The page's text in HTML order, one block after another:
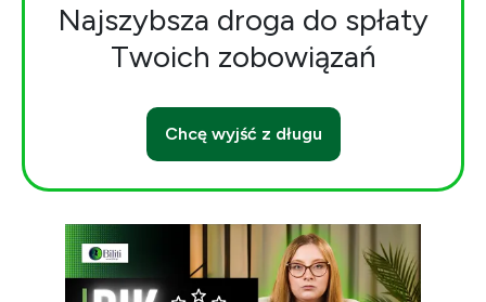
Najszybsza droga do spłaty
Twoich zobowiązań
Chcę wyjść z długu